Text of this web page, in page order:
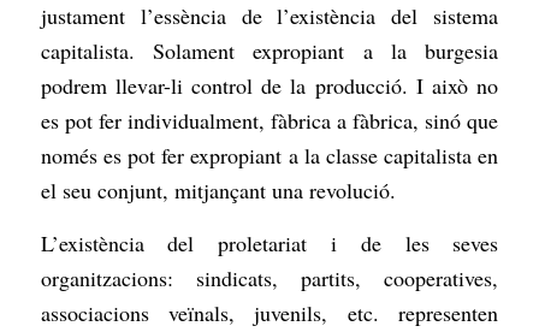
justament l’essència de l’existència del sistema
capitalista. Solament expropiant a la burgesia
podrem llevar-li control de la producció. I això no
es pot fer individualment, fàbrica a fàbrica, sinó que
només es pot fer expropiant a la classe capitalista en
el seu conjunt, mitjançant una revolució.
L’existència del proletariat i de les seves
organitzacions: sindicats, partits, cooperatives,
associacions veïnals, juvenils, etc. representen